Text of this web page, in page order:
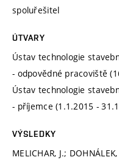
spoluřešitel
ÚTVARY
Ústav technologie
- odpovědné pracoviště
Ústav technologie
- příjemce (1.1.2015 -
VÝSLEDKY
MELICHAR, J.;